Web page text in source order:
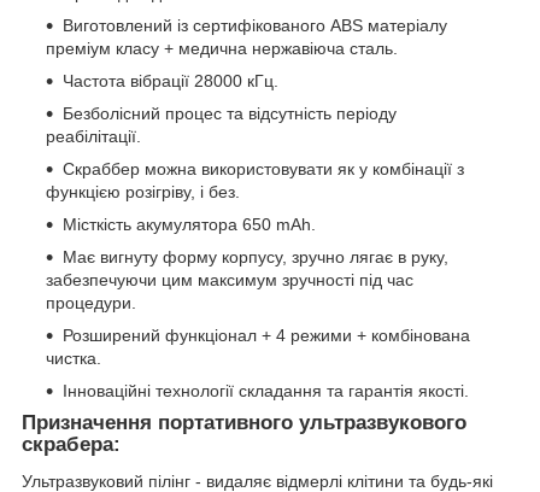
Виготовлений із сертифікованого ABS матеріалу
преміум класу + медична нержавіюча сталь.
Частота вібрації 28000 кГц.
Безболісний процес та відсутність періоду
реабілітації.
Скраббер можна використовувати як у комбінації з
функцією розігріву, і без.
Місткість акумулятора 650 mAh.
Має вигнуту форму корпусу, зручно лягає в руку,
забезпечуючи цим максимум зручності під час
процедури.
Розширений функціонал + 4 режими + комбінована
чистка.
Інноваційні технології складання та гарантія якості.
Призначення портативного ультразвукового
скрабера:
Ультразвуковий пілінг - видаляє відмерлі клітини та будь-які